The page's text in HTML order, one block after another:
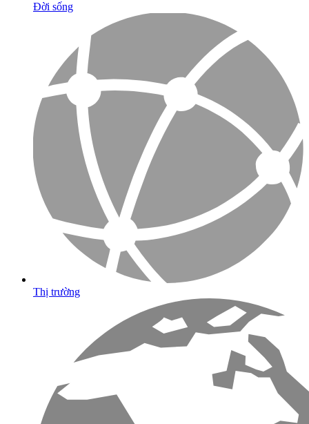
Đời sống
Thị trường